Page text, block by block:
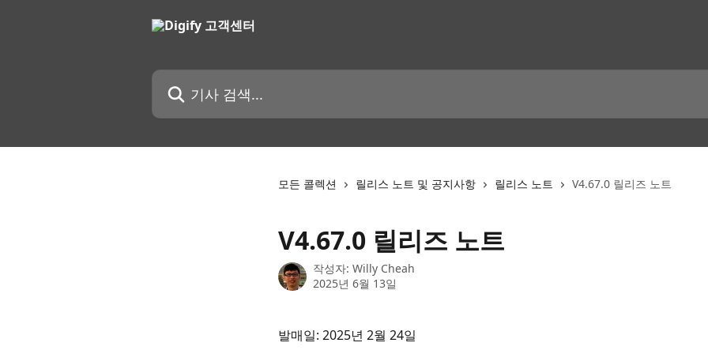
기사 검색...
모든 콜렉션 릴리스 노트 및 공지사항 릴리스 노트 V4.67.0 릴리즈 노트
V4.67.0 릴리즈 노트
작성자: Willy Cheah
2025년 6월 13일
발매일: 2025년 2월 24일